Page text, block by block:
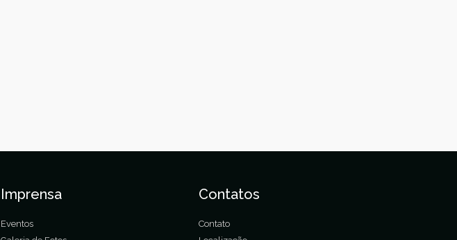
Imprensa
Eventos
Contatos
Contato